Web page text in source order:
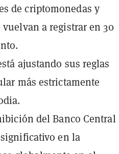
de criptomonedas y
a registrar en 30
ajustando sus reglas
más estrictamente
del Banco Central
en la